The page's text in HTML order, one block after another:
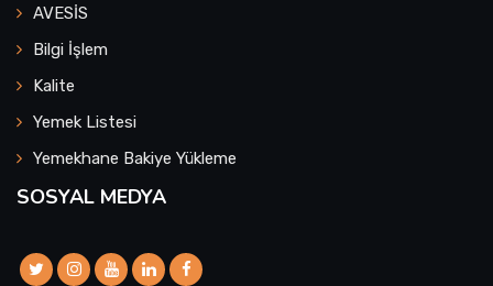
AVESİS
Bilgi İşlem
Kalite
Yemek Listesi
Yemekhane Bakiye Yükleme
SOSYAL MEDYA